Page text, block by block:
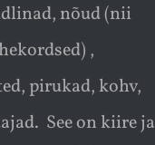
nõud (nii
,
pirukad, kohv,
See on kiire ja